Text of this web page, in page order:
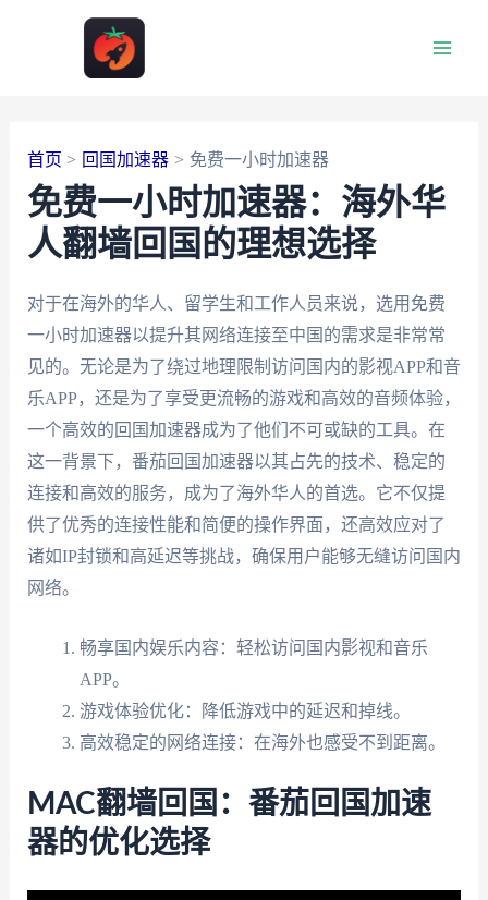
首页 回国加速器 免费一小时加速器
免费一小时加速器：海外华
人翻墙回国的理想选择
对于在海外的华人、留学生和工作人员来说，选用免费
一小时加速器以提升其网络连接至中国的需求是非常常
见的。无论是为了绕过地理限制访问国内的影视APP和音
乐APP，还是为了享受更流畅的游戏和高效的音频体验，
一个高效的回国加速器成为了他们不可或缺的工具。在
这一背景下，番茄回国加速器以其占先的技术、稳定的
连接和高效的服务，成为了海外华人的首选。它不仅提
供了优秀的连接性能和简便的操作界面，还高效应对了
诸如IP封锁和高延迟等挑战，确保用户能够无缝访问国内
网络。
畅享国内娱乐内容：轻松访问国内影视和音乐
APP。
游戏体验优化：降低游戏中的延迟和掉线。
高效稳定的网络连接：在海外也感受不到距离。
MAC翻墙回国：番茄回国加速
器的优化选择